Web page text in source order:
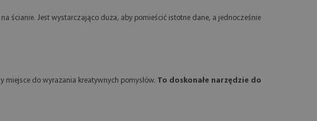
ścianie. Jest wystarczająco duża, aby pomieścić istotne dane, a jednocześnie
do wyrażania kreatywnych pomysłów. To doskonałe narzędzie do